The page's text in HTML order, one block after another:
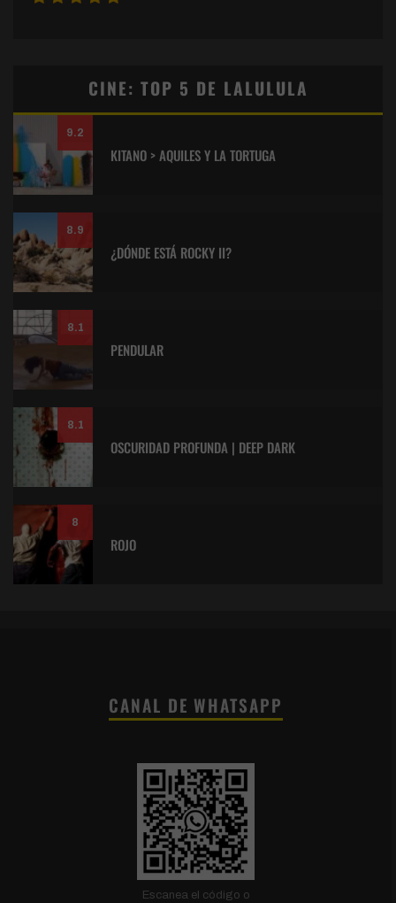
CINE: TOP 5 DE LALULULA
9.2
KITANO > AQUILES Y LA TORTUGA
8.9
¿DÓNDE ESTÁ ROCKY II?
8.1
PENDULAR
8.1
OSCURIDAD PROFUNDA | DEEP DARK
8
ROJO
CANAL DE WHATSAPP
Escanea el código o